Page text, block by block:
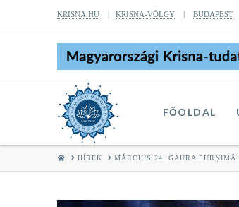
KRISNA.HU| KRISNA-VÖLGY| BUDAPEST
FŐOLDAL
HOMEHÍREK MÁRCIUS 24. GAURA PURṆIMĀ